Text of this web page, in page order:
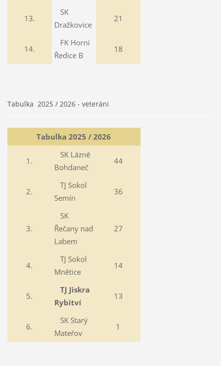
13.
SK
Dražkovice
21
14.
FK Horní
Ředice B
18
Tabulka 2025 / 2026 - veteráni
Tabulka 2025 / 2026
1.
SK Lázně
Bohdaneč
44
2.
TJ Sokol
Semín
36
3.
SK
Řečany nad
Labem
27
4.
TJ Sokol
Mnětice
14
5.
TJ Jiskra
Rybitví
13
6.
SK Starý
Mateřov
1